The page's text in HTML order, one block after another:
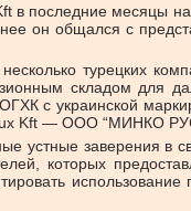
последние месяцы
он общался с
турецких
складом для
с украинской
Kft — ООО “МИНКО
устные заверения в
которых